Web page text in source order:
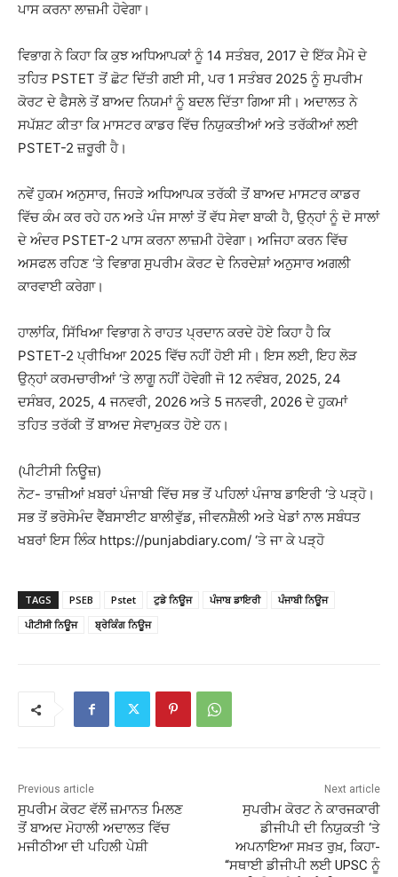
ਪਾਸ ਕਰਨਾ ਲਾਜ਼ਮੀ ਹੋਵੇਗਾ।
ਵਿਭਾਗ ਨੇ ਕਿਹਾ ਕਿ ਕੁਝ ਅਧਿਆਪਕਾਂ ਨੂੰ 14 ਸਤੰਬਰ, 2017 ਦੇ ਇੱਕ ਮੈਮੋ ਦੇ
ਤਹਿਤ PSTET ਤੋਂ ਛੋਟ ਦਿੱਤੀ ਗਈ ਸੀ, ਪਰ 1 ਸਤੰਬਰ 2025 ਨੂੰ ਸੁਪਰੀਮ
ਕੋਰਟ ਦੇ ਫੈਸਲੇ ਤੋਂ ਬਾਅਦ ਨਿਯਮਾਂ ਨੂੰ ਬਦਲ ਦਿੱਤਾ ਗਿਆ ਸੀ। ਅਦਾਲਤ ਨੇ
ਸਪੱਸ਼ਟ ਕੀਤਾ ਕਿ ਮਾਸਟਰ ਕਾਡਰ ਵਿੱਚ ਨਿਯੁਕਤੀਆਂ ਅਤੇ ਤਰੱਕੀਆਂ ਲਈ
PSTET-2 ਜ਼ਰੂਰੀ ਹੈ।
ਨਵੇਂ ਹੁਕਮ ਅਨੁਸਾਰ, ਜਿਹੜੇ ਅਧਿਆਪਕ ਤਰੱਕੀ ਤੋਂ ਬਾਅਦ ਮਾਸਟਰ ਕਾਡਰ
ਵਿੱਚ ਕੰਮ ਕਰ ਰਹੇ ਹਨ ਅਤੇ ਪੰਜ ਸਾਲਾਂ ਤੋਂ ਵੱਧ ਸੇਵਾ ਬਾਕੀ ਹੈ, ਉਨ੍ਹਾਂ ਨੂੰ ਦੋ ਸਾਲਾਂ
ਦੇ ਅੰਦਰ PSTET-2 ਪਾਸ ਕਰਨਾ ਲਾਜ਼ਮੀ ਹੋਵੇਗਾ। ਅਜਿਹਾ ਕਰਨ ਵਿੱਚ
ਅਸਫਲ ਰਹਿਣ ‘ਤੇ ਵਿਭਾਗ ਸੁਪਰੀਮ ਕੋਰਟ ਦੇ ਨਿਰਦੇਸ਼ਾਂ ਅਨੁਸਾਰ ਅਗਲੀ
ਕਾਰਵਾਈ ਕਰੇਗਾ।
ਹਾਲਾਂਕਿ, ਸਿੱਖਿਆ ਵਿਭਾਗ ਨੇ ਰਾਹਤ ਪ੍ਰਦਾਨ ਕਰਦੇ ਹੋਏ ਕਿਹਾ ਹੈ ਕਿ
PSTET-2 ਪ੍ਰੀਖਿਆ 2025 ਵਿੱਚ ਨਹੀਂ ਹੋਈ ਸੀ। ਇਸ ਲਈ, ਇਹ ਲੋੜ
ਉਨ੍ਹਾਂ ਕਰਮਚਾਰੀਆਂ ‘ਤੇ ਲਾਗੂ ਨਹੀਂ ਹੋਵੇਗੀ ਜੋ 12 ਨਵੰਬਰ, 2025, 24
ਦਸੰਬਰ, 2025, 4 ਜਨਵਰੀ, 2026 ਅਤੇ 5 ਜਨਵਰੀ, 2026 ਦੇ ਹੁਕਮਾਂ
ਤਹਿਤ ਤਰੱਕੀ ਤੋਂ ਬਾਅਦ ਸੇਵਾਮੁਕਤ ਹੋਏ ਹਨ।
(ਪੀਟੀਸੀ ਨਿਊਜ਼)
ਨੋਟ- ਤਾਜ਼ੀਆਂ ਖ਼ਬਰਾਂ ਪੰਜਾਬੀ ਵਿੱਚ ਸਭ ਤੋਂ ਪਹਿਲਾਂ ਪੰਜਾਬ ਡਾਇਰੀ ‘ਤੇ ਪੜ੍ਹੋ।
ਸਭ ਤੋਂ ਭਰੋਸੇਮੰਦ ਵੈੱਬਸਾਈਟ ਬਾਲੀਵੁੱਡ, ਜੀਵਨਸ਼ੈਲੀ ਅਤੇ ਖੇਡਾਂ ਨਾਲ ਸਬੰਧਤ
ਖਬਰਾਂ ਇਸ ਲਿੰਕ https://punjabdiary.com/ ‘ਤੇ ਜਾ ਕੇ ਪੜ੍ਹੋ
TAGS PSEB Pstet ਟੁਡੇ ਨਿਊਜ ਪੰਜਾਬ ਡਾਇਰੀ
ਪੰਜਾਬੀ ਨਿਊਜ
ਪੀਟੀਸੀ ਨਿਊਜ
ਬ੍ਰੇਕਿੰਗ ਨਿਊਜ
Previous article
ਸੁਪਰੀਮ ਕੋਰਟ ਵੱਲੋਂ ਜ਼ਮਾਨਤ ਮਿਲਣ
ਤੋਂ ਬਾਅਦ ਮੋਹਾਲੀ ਅਦਾਲਤ ਵਿੱਚ
ਮਜੀਠੀਆ ਦੀ ਪਹਿਲੀ ਪੇਸ਼ੀ
Next article
ਸੁਪਰੀਮ ਕੋਰਟ ਨੇ ਕਾਰਜਕਾਰੀ
ਡੀਜੀਪੀ ਦੀ ਨਿਯੁਕਤੀ ‘ਤੇ
ਅਪਨਾਇਆ ਸਖ਼ਤ ਰੁਖ਼, ਕਿਹਾ-
“ਸਥਾਈ ਡੀਜੀਪੀ ਲਈ UPSC ਨੂੰ